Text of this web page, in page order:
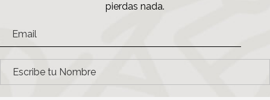
pierdas nada.